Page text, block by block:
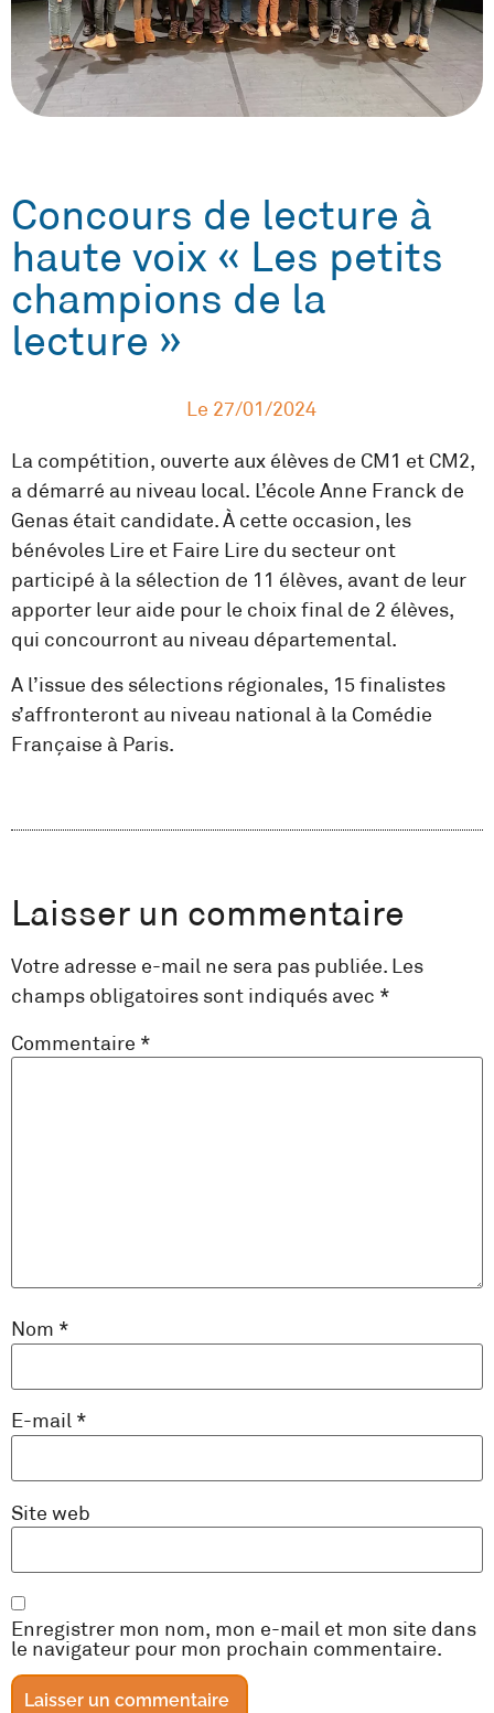
Concours de lecture à
haute voix « Les petits
champions de la
lecture »
Le 27/01/2024
La compétition, ouverte aux élèves de CM1 et CM2,
a démarré au niveau local. L’école Anne Franck de
Genas était candidate. À cette occasion, les
bénévoles Lire et Faire Lire du secteur ont
participé à la sélection de 11 élèves, avant de leur
apporter leur aide pour le choix final de 2 élèves,
qui concourront au niveau départemental.
A l’issue des sélections régionales, 15 finalistes
s’affronteront au niveau national à la Comédie
Française à Paris.
Laisser un commentaire
Votre adresse e-mail ne sera pas publiée. Les
champs obligatoires sont indiqués avec *
Commentaire *
Nom *
E-mail *
Site web
Enregistrer mon nom, mon e-mail et mon site dans
le navigateur pour mon prochain commentaire.